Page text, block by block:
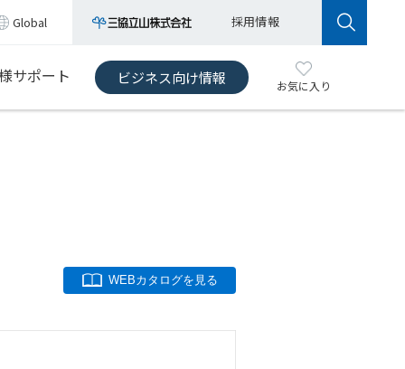
Global 採用情報
サポート ビジネス向け情報 お気に入り
WEBカタログを見る